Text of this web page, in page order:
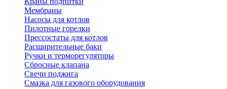
Мембраны
Насосы для котлов
Пилотные горелки
Прессостаты для котлов
Расширительные баки
Ручки и терморегуляторы
Сбросные клапана
Свечи поджига
Смазка для газового оборудования